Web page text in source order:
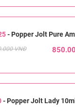
- Popper Jolt Pure
VNĐ
- Popper Jolt Lady 10ml